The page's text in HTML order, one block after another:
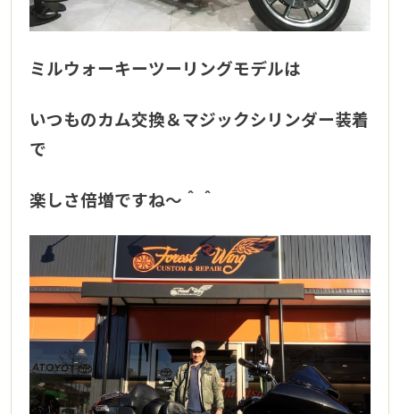
ミルウォーキーツーリングモデルは
いつものカム交換＆マジックシリンダー装着
で
楽しさ倍増ですね～＾＾